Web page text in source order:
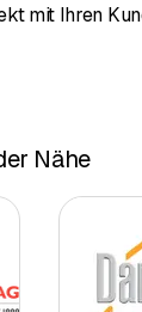
mit Ihren
Nähe